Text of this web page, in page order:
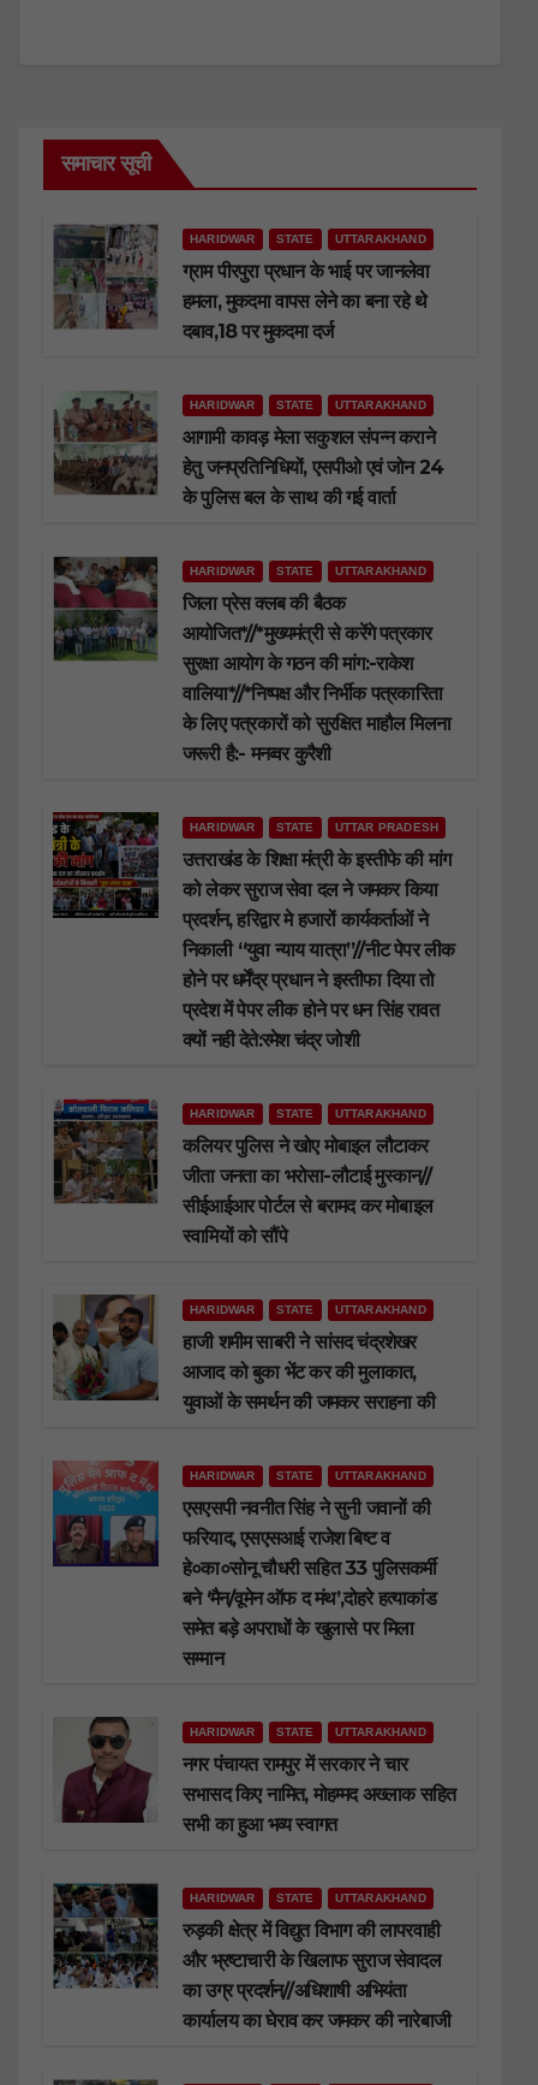
समाचार सूची
HARIDWAR STATE UTTARAKHAND
ग्राम पीरपुरा प्रधान के भाई पर जानलेवा
हमला, मुकदमा वापस लेने का बना रहे थे
दबाव,18 पर मुकदमा दर्ज
HARIDWAR STATE UTTARAKHAND
आगामी कावड़ मेला सकुशल संपन्न कराने
हेतु जनप्रतिनिधियों, एसपीओ एवं जोन 24
के पुलिस बल के साथ की गई वार्ता
HARIDWAR STATE UTTARAKHAND
जिला प्रेस क्लब की बैठक
आयोजित*//*मुख्यमंत्री से करेंगे पत्रकार
सुरक्षा आयोग के गठन की मांग:-राकेश
वालिया*//*निष्पक्ष और निर्भीक पत्रकारिता
के लिए पत्रकारों को सुरक्षित माहौल मिलना
जरूरी है:- मनव्वर कुरैशी
HARIDWAR STATE UTTAR PRADESH
उत्तराखंड के शिक्षा मंत्री के इस्तीफे की मांग
को लेकर सुराज सेवा दल ने जमकर किया
प्रदर्शन, हरिद्वार मे हजारों कार्यकर्ताओं ने
निकाली “युवा न्याय यात्रा”//नीट पेपर लीक
होने पर धर्मेंद्र प्रधान ने इस्तीफा दिया तो
प्रदेश में पेपर लीक होने पर धन सिंह रावत
क्यों नही देते:रमेश चंद्र जोशी
HARIDWAR STATE UTTARAKHAND
कलियर पुलिस ने खोए मोबाइल लौटाकर
जीता जनता का भरोसा-लौटाई मुस्कान//
सीईआईआर पोर्टल से बरामद कर मोबाइल
स्वामियों को सौंपे
HARIDWAR STATE UTTARAKHAND
हाजी शमीम साबरी ने सांसद चंद्रशेखर
आजाद को बुका भेंट कर की मुलाकात,
युवाओं के समर्थन की जमकर सराहना की
HARIDWAR STATE UTTARAKHAND
एसएसपी नवनीत सिंह ने सुनी जवानों की
फरियाद, एसएसआई राजेश बिष्ट व
हे०का०सोनू चौधरी सहित 33 पुलिसकर्मी
बने ‘मैन/वूमेन ऑफ द मंथ’,दोहरे हत्याकांड
समेत बड़े अपराधों के खुलासे पर मिला
सम्मान
HARIDWAR STATE UTTARAKHAND
नगर पंचायत रामपुर में सरकार ने चार
सभासद किए नामित, मोहम्मद अख्लाक सहित
सभी का हुआ भव्य स्वागत
HARIDWAR STATE UTTARAKHAND
रुड़की क्षेत्र में विद्युत विभाग की लापरवाही
और भ्रष्टाचारी के खिलाफ सुराज सेवादल
का उग्र प्रदर्शन//अधिशाषी अभियंता
कार्यालय का घेराव कर जमकर की नारेबाजी